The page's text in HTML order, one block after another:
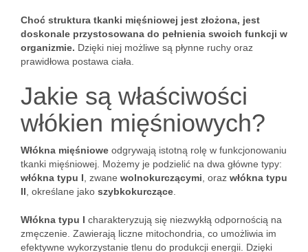
Choć struktura tkanki mięśniowej jest złożona, jest
doskonale przystosowana do pełnienia swoich funkcji w
organizmie. Dzięki niej możliwe są płynne ruchy oraz
prawidłowa postawa ciała.
Jakie są właściwości
włókien mięśniowych?
Włókna mięśniowe odgrywają istotną rolę w funkcjonowaniu
tkanki mięśniowej. Możemy je podzielić na dwa główne typy:
włókna typu I , zwane wolnokurczącymi , oraz włókna typu
II , określane jako szybkokurczące
Włókna typu I charakteryzują się niezwykłą odpornością na
zmęczenie. Zawierają liczne mitochondria, co umożliwia im
efektywne wykorzystanie tlenu do produkcji energii. Dzięki